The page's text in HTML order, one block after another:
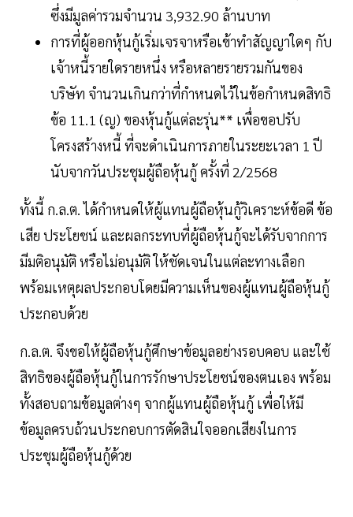
ซึ่งมีมูลค่ารวมจำนวน 3,932.90 ล้านบาท
การที่ผู้ออกหุ้นกู้เริ่มเจรจาหรือเข้าทำสัญญาใดๆ กับ
เจ้าหนี้รายใดรายหนึ่ง หรือหลายรายรวมกันของ
บริษัท จำนวนเกินกว่าที่กำหนดไว้ในข้อกำหนดสิทธิ
ข้อ 11.1 (ญ) ของหุ้นกู้แต่ละรุ่น** เพื่อขอปรับ
โครงสร้างหนี้ ที่จะดำเนินการภายในระยะเวลา 1 ปี
นับจากวันประชุมผู้ถือหุ้นกู้ ครั้งที่ 2/2568
ทั้งนี้ ก.ล.ต. ได้กำหนดให้ผู้แทนผู้ถือหุ้นกู้วิเคราะห์ข้อดี ข้อ
เสีย ประโยชน์ และผลกระทบที่ผู้ถือหุ้นกู้จะได้รับจากการ
มีมติอนุมัติ หรือไม่อนุมัติ ให้ชัดเจนในแต่ละทางเลือก
พร้อมเหตุผลประกอบโดยมีความเห็นของผู้แทนผู้ถือหุ้นกู้
ประกอบด้วย
ก.ล.ต. จึงขอให้ผู้ถือหุ้นกู้ศึกษาข้อมูลอย่างรอบคอบ และใช้
สิทธิของผู้ถือหุ้นกู้ในการรักษาประโยชน์ของตนเอง พร้อม
ทั้งสอบถามข้อมูลต่างๆ จากผู้แทนผู้ถือหุ้นกู้ เพื่อให้มี
ข้อมูลครบถ้วนประกอบการตัดสินใจออกเสียงในการ
ประชุมผู้ถือหุ้นกู้ด้วย